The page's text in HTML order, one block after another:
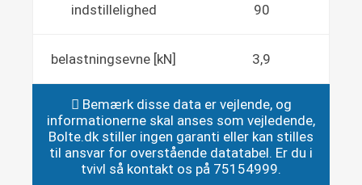
indstillelighed 90
belastningsevne [kN] 3,9
Bemærk disse data er vejlende, og
informationerne skal anses som vejledende,
Bolte.dk stiller ingen garanti eller kan stilles
til ansvar for overstående datatabel. Er du i
tvivl så kontakt os på 75154999.